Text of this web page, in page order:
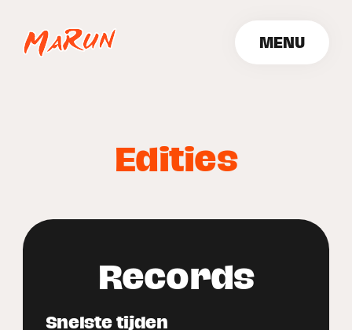
MENU
Edities
Records
Snelste tijden